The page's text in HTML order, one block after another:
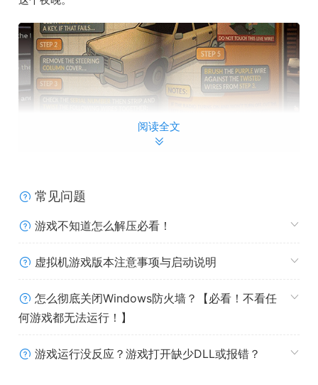
量20世纪80年代的音乐，从以经典摇滚为灵感的曲目到装腔
你可以探索超过1平方公里的还原真实细节的广播站，可以
和数十个完全按照旧物还原的物体进行基于物理学的互动，
其中甚至包括一个可运行的磁带和唱片机。
阅读全文
常见问题
游戏不知道怎么解压必看！
虚拟机游戏版本注意事项与启动说明
怎么彻底关闭Windows防火墙？【必看！不看任
何游戏都无法运行！】
游戏运行没反应？游戏打开缺少DLL或报错？